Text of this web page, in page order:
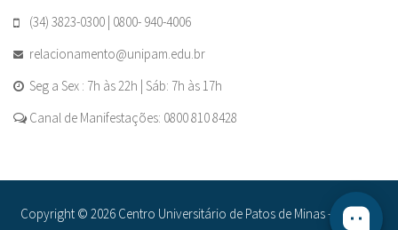
(34) 3823-0300 | 0800- 940-4006
relacionamento@unipam.edu.br
Seg a Sex : 7h às 22h | Sáb: 7h às 17h
Canal de Manifestações: 0800 810 8428
Copyright © 2026 Centro Universitário de Patos de Minas - UNIPAM.